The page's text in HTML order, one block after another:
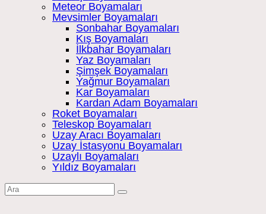
Meteor Boyamaları
Mevsimler Boyamaları
Sonbahar Boyamaları
Kış Boyamaları
İlkbahar Boyamaları
Yaz Boyamaları
Şimşek Boyamaları
Yağmur Boyamaları
Kar Boyamaları
Kardan Adam Boyamaları
Roket Boyamaları
Teleskop Boyamaları
Uzay Aracı Boyamaları
Uzay İstasyonu Boyamaları
Uzaylı Boyamaları
Yıldız Boyamaları